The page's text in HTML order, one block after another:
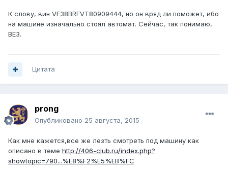
К слову, вин VF38BRFVT80909444, но он вряд ли поможет, ибо
на машине изначально стоял автомат. Сейчас, так понимаю,
BE3.
Цитата
prong
Опубликовано 25 августа, 2015
Как мне кажется,все же лезть смотреть под машину как
описано в теме http://406-club.ru/index.php?
showtopic=790...%E8%F2%E5%EB%FC